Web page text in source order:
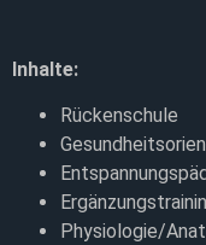
Inhalte:
Rückenschule
Physiologie/